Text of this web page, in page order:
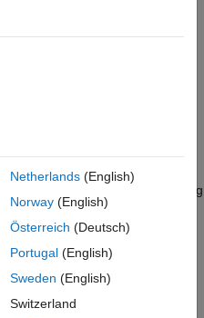
by using
to a block that receives CAN
side of the block to a block that
over CAN. Set up the transmitting
sent only when an J1939
the block sends0byte data
available, causing undefined
Netherlands(English)
Norway(English)
Österreich (Deutsch)
Portugal(English)
Sweden (English)
Switzerland